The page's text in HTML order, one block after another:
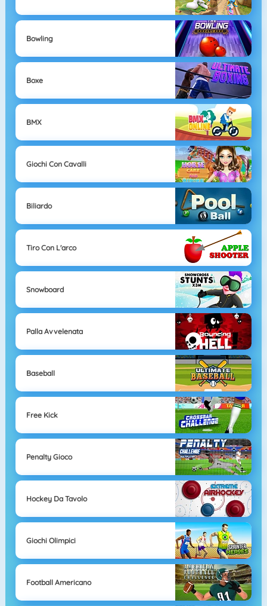
Bowling
Boxe
BMX
Giochi Con Cavalli
Biliardo
Tiro Con L'arco
Snowboard
Palla Avvelenata
Baseball
Free Kick
Penalty Gioco
Hockey Da Tavolo
Giochi Olimpici
Football Americano